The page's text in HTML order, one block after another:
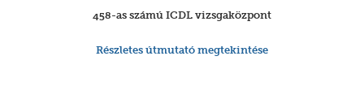
458-as számú ICDL vizsgaközpont
Részletes útmutató megtekintése